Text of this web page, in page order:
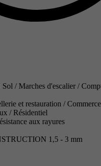
Sol / Marches d'escalier /
et restauration /
/ Résidentiel
aux rayures
1,5 - 3 mm